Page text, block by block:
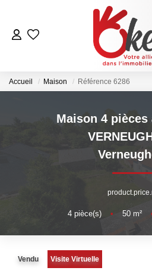
Acheter Avec
Estimer Mon
Vendre Avec
Combien D’acquéreurs
Espace
Accueil Maison Référence 6286
Maison 4 pièces
4 pièce(s) • 50 m²
Vendu Visite Virtuelle